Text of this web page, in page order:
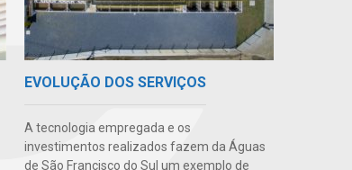
EVOLUÇÃO DOS SERVIÇOS
A tecnologia empregada e os
investimentos realizados fazem da Águas
de São Francisco do Sul um exemplo de